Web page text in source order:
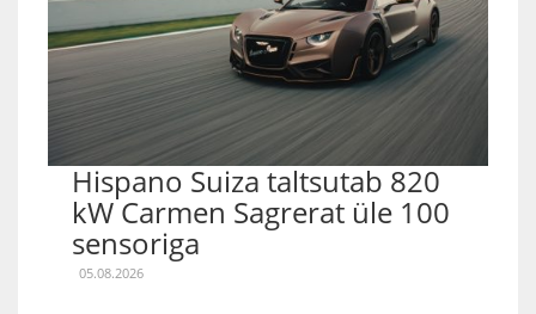
Hispano Suiza taltsutab 820
kW Carmen Sagrerat üle 100
sensoriga
05.08.2026